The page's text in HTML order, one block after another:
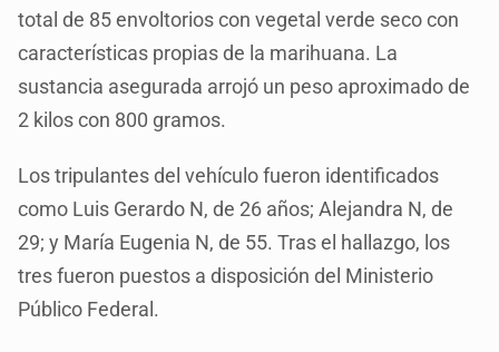
total de 85 envoltorios con vegetal verde seco con
características propias de la marihuana. La
sustancia asegurada arrojó un peso aproximado de
2 kilos con 800 gramos.
Los tripulantes del vehículo fueron identificados
como Luis Gerardo N, de 26 años; Alejandra N, de
29; y María Eugenia N, de 55. Tras el hallazgo, los
tres fueron puestos a disposición del Ministerio
Público Federal.